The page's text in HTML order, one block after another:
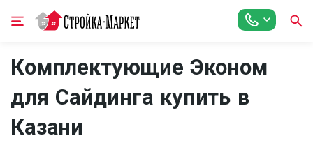
Комплектующие Эконом
для Сайдинга купить в
Казани